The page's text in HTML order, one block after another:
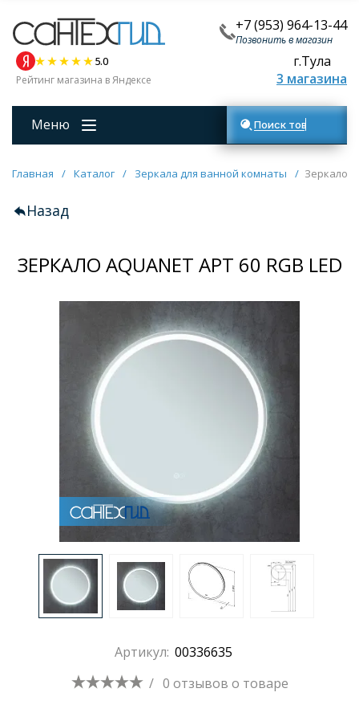
+7 (953) 964-13-44
Позвонить в магазин
5.0
Рейтинг магазина в Яндексе
г.Тула
3 магазина
Меню Поиск товаров
Главная / Каталог / Зеркала для ванной комнаты / Зеркало
Назад
ЗЕРКАЛО AQUANET АРТ 60 RGB LED
Артикул: 00336635
/ 0 отзывов о товаре